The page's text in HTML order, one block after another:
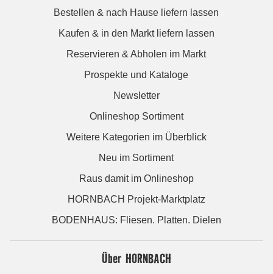
Bestellen & nach Hause liefern lassen
Kaufen & in den Markt liefern lassen
Reservieren & Abholen im Markt
Prospekte und Kataloge
Newsletter
Onlineshop Sortiment
Weitere Kategorien im Überblick
Neu im Sortiment
Raus damit im Onlineshop
HORNBACH Projekt-Marktplatz
BODENHAUS: Fliesen. Platten. Dielen
Über HORNBACH